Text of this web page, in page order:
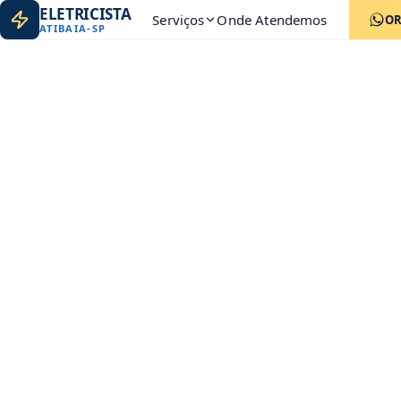
ELETRICISTA
ATIBAIA-SP Serviços Onde Atendemos